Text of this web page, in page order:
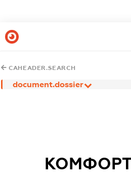
CAHEADER.SEARCH
document.dossier
КОМФОРТ